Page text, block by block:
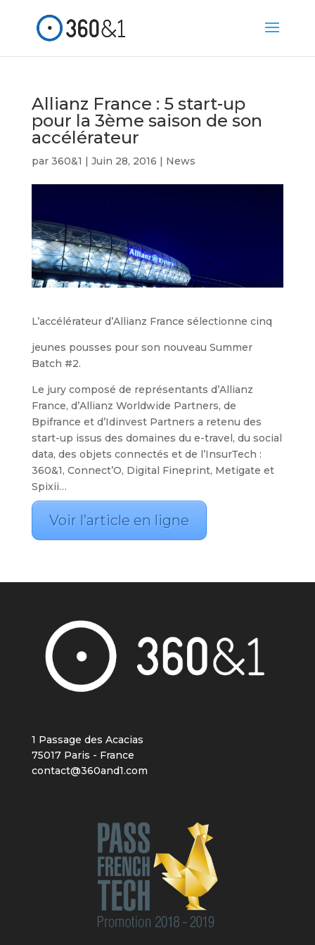
Allianz France : 5 start-up
pour la 3ème saison de son
accélérateur
par 360&1 | Juin 28, 2016 | News
L’accélérateur d’Allianz France sélectionne cinq
jeunes pousses pour son nouveau Summer
Batch #2.
Le jury composé de représentants d’Allianz
France, d’Allianz Worldwide Partners, de
Bpifrance et d’Idinvest Partners a retenu des
start-up issus des domaines du e-travel, du social
data, des objets connectés et de l’InsurTech :
360&1, Connect’O, Digital Fineprint, Metigate et
Spixii…
Voir l’article en ligne
1 Passage des Acacias
75017 Paris - France
contact@360and1.com